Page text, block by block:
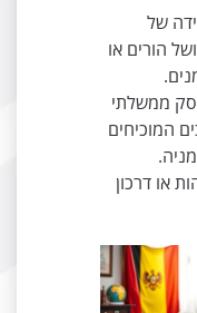
או